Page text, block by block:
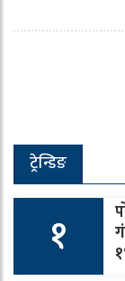
ट्रेन्डिङ
१